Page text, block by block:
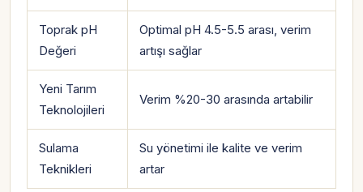
Toprak pH
Değeri
Optimal pH 4.5-5.5 arası, verim
artışı sağlar
Yeni Tarım
Teknolojileri
Verim %20-30 arasında artabilir
Sulama
Teknikleri
Su yönetimi ile kalite ve verim
artar